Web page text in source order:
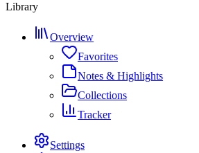
Library
Overview
Favorites
Notes & Highlights
Collections
Tracker
Settings